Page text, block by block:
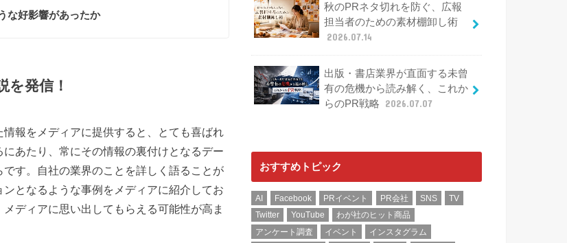
な好影響があったか
発信！
報をメディアに提供すると、とても喜ばれ
あたり、常にその情報の裏付けとなるデー
す。自社の業界のことを詳しく語ることが
となるような事例をメディアに紹介してお
ディアに思い出してもらえる可能性が高ま
秋のPRネタ切れを防ぐ、広報
担当者のための素材棚卸し術
2026.07.14
出版・書店業界が直面する未曾
有の危機から読み解く、これか
らのPR戦略
2026.07.07
おすすめトピック
AI Facebook PRイベント PR会社 SNS
TV
Twitter
YouTube
わが社のヒット商品
アンケート調査
イベント
インスタグラム